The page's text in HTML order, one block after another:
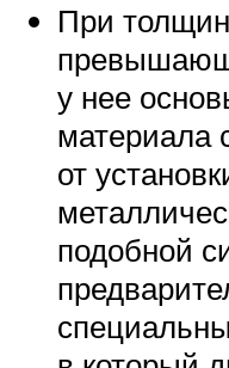
При
у нее
материала
от
подобной